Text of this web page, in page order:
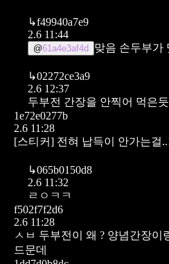
↳f49940a7e9
2.6 11:44
@61a4e3af4d 맞음 손두부가
↳02272ce3a9
2.6 12:37
두부전 간장을 안찍어 먹은
1e72e0277b
2.6 11:28
[스티커] 전혀 납득이 안가는걸
↳065b0150d8
2.6 11:32
ㄹㅇㅋㅋ
f502f7f2d6
2.6 11:28
ㅅㅂ 두부전이 왜 ? 양념간장이
드문데